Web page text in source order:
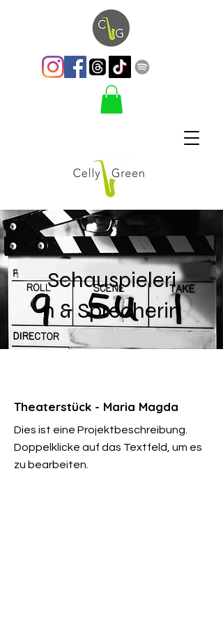
Schauspieleri
n & Sprecherin
Theaterstück - Maria Magda
Dies ist eine Projektbeschreibung.
Doppelklicke auf das Textfeld, um es
zu bearbeiten.